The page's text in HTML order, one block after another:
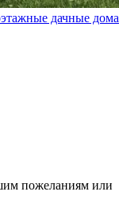
дачные дома
пожеланиям или